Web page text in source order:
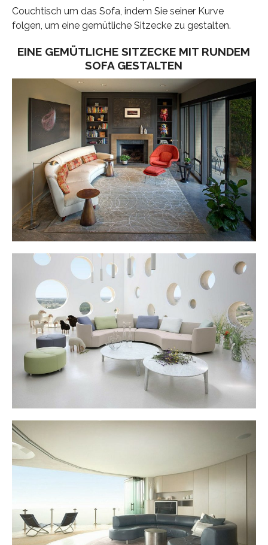
Couchtisch um das Sofa, indem Sie seiner Kurve
folgen, um eine gemütliche Sitzecke zu gestalten.
EINE GEMÜTLICHE SITZECKE MIT RUNDEM
SOFA GESTALTEN